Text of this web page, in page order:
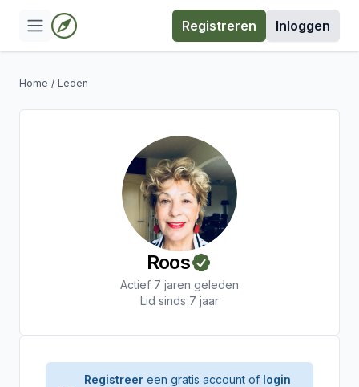
Registreren Inloggen
Home / Leden
Roos
Actief 7 jaren geleden
Lid sinds 7 jaar
Registreer een gratis account of login